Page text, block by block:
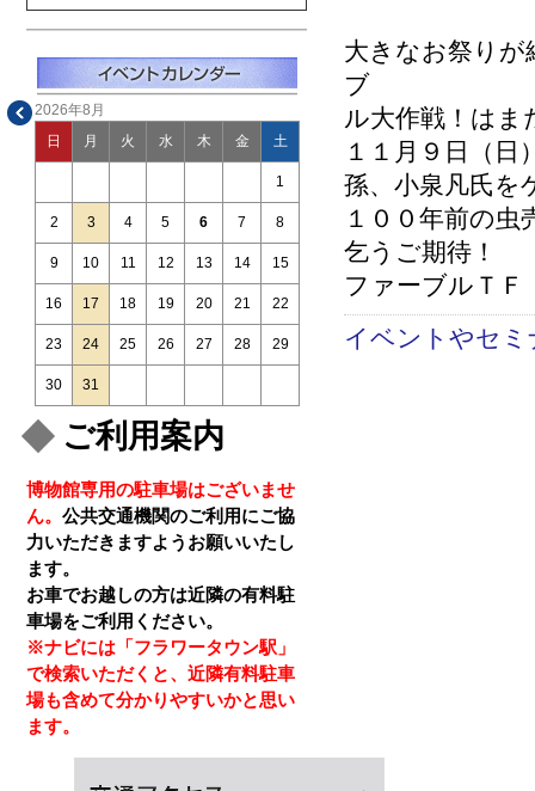
2026年8月
日 月 火 水 木 金 土
1
2 3 4 5 6 7 8
9 10 11 12 13 14 15
16 17 18 19 20 21 22
23 24 25 26 27 28 29
30 31
ご利用案内
博物館専用の駐車場はございませ
ん。 公共交通機関のご利用にご協
力いただきますようお願いいたし
ます。
お車でお越しの方は近隣の有料駐
車場をご利用ください。
※ナビには「フラワータウン駅」
で検索いただくと、近隣有料駐車
場も含めて分かりやすいかと思い
ます。
大きなお祭り
ブ
ル大作戦！はま
１１月９日（
孫、小泉凡氏を
１００年前の虫
乞うご期待！
ファーブルＴ
イベントやセ